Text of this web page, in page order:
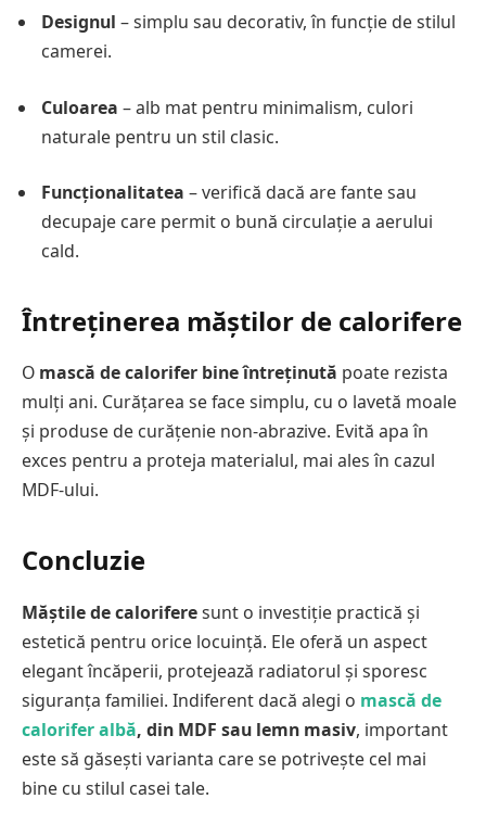
Designul – simplu sau decorativ, în funcție de stilul
camerei.
Culoarea – alb mat pentru minimalism, culori
naturale pentru un stil clasic.
Funcționalitatea – verifică dacă are fante sau
decupaje care permit o bună circulație a aerului
cald.
Întreținerea măștilor de calorifere
O mască de calorifer bine întreținută poate rezista
mulți ani. Curățarea se face simplu, cu o lavetă moale
și produse de curățenie non-abrazive. Evită apa în
exces pentru a proteja materialul, mai ales în cazul
MDF-ului.
Concluzie
Măștile de caloriferesunt o investiție practică și
estetică pentru orice locuință. Ele oferă un aspect
elegant încăperii, protejează radiatorul și sporesc
siguranța familiei. Indiferent dacă alegi o mască de
calorifer albă, din MDF sau lemn masiv, important
este să găsești varianta care se potrivește cel mai
bine cu stilul casei tale.